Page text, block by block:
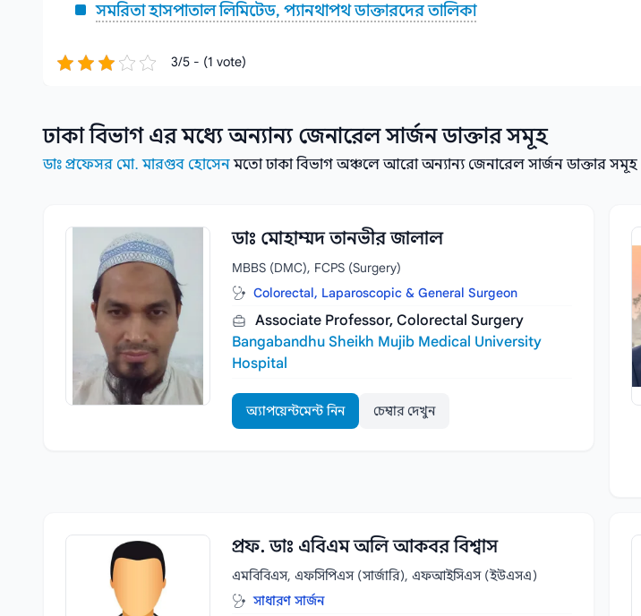
সমরিতা হাসপাতাল লিমিটেড, প্যানথাপথ ডাক্তারদের তালিকা
3/5 - (1 vote)
ঢাকা বিভাগ এর মধ্যে অন্যান্য জেনারেল সার্জন ডাক্তার সমূহ
ডাঃ প্রফেসর মো. মারগুব হোসেনমতো ঢাকা বিভাগ অঞ্চলে আরো অন্যান্য জেনারেল সার্জন ডাক্তার সমূহ
ডাঃ মোহাম্মদ তানভীর জালাল
MBBS (DMC), FCPS (Surgery)
Colorectal, Laparoscopic & General Surgeon
Associate Professor, Colorectal Surgery
Bangabandhu Sheikh Mujib Medical University
Hospital
অ্যাপয়েন্টমেন্ট নিন চেম্বার দেখুন
প্রফ. ডাঃ এবিএম অলি আকবর বিশ্বাস
এমবিবিএস, এফসিপিএস (সার্জারি), এফআইসিএস (ইউএসএ)
সাধারণ সার্জন